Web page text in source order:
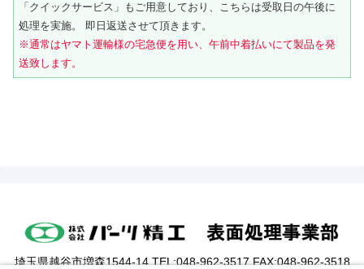
「クイックサービス」もご用意しており、こちらは受取日の午後に
処理を実施。 即日返送させて頂きます。
※通常はヤマト運輸様の宅急便を用い、午前中着払いにて製品を発
送致します。
埼玉県越谷市増森1544-14 TEL:048-962-3517 FAX:048-962-3518